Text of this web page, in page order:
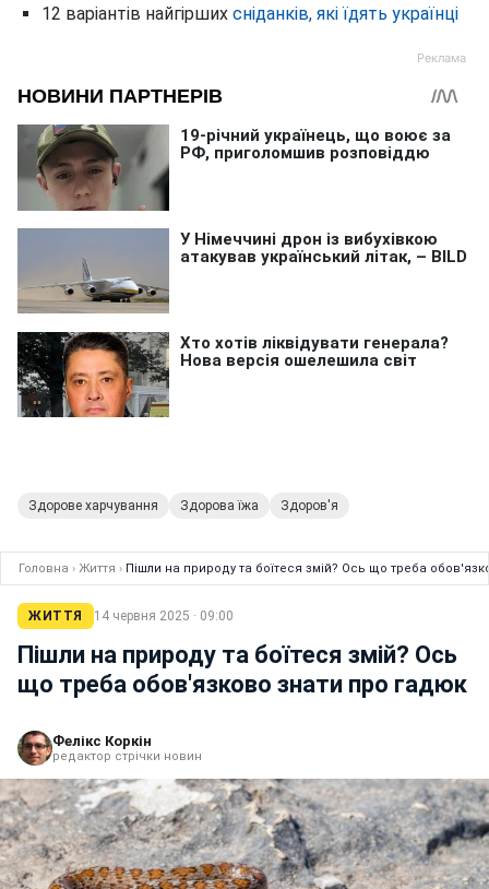
12 варіантів найгірших сніданків, які їдять українці
Здорове харчування Здорова їжа Здоров'я
Головна › Життя › Пішли на природу та боїтеся змій? Ось що треба
ЖИТТЯ 14 червня 2025 · 09:00
Пішли на природу та боїтеся змій? Ось
що треба обов'язково знати про гадюк
Фелікс Коркін
редактор стрічки новин